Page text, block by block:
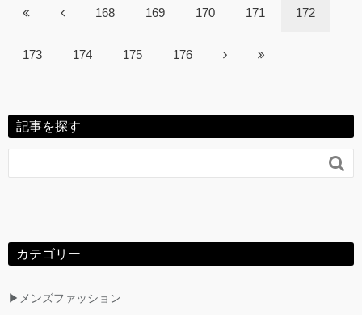
168 169 170 171 172
173 174 175 176
記事を探す

カテゴリー
▶メンズファッション